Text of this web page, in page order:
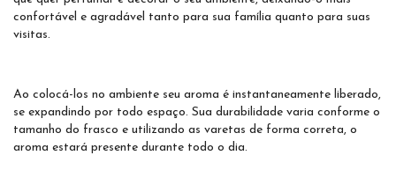
confortável e agradável tanto para sua família quanto para suas
visitas.
Ao colocá-los no ambiente seu aroma é instantaneamente liberado,
se expandindo por todo espaço. Sua durabilidade varia conforme o
tamanho do frasco e utilizando as varetas de forma correta, o
aroma estará presente durante todo o dia.